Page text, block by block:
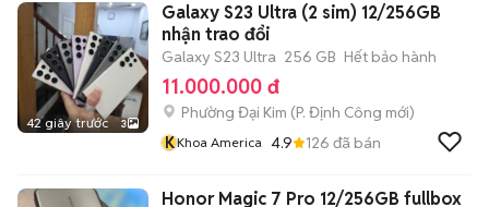
42 giây trước 3
Galaxy S23 Ultra (2 sim) 12/256GB
nhận trao đổi
Galaxy S23 Ultra 256 GB Hết bảo hành
11.000.000 đ
Phường Đại Kim (P. Định Công mới)
KKhoa America 4.9 126 đã bán
Honor Magic 7 Pro 12/256GB fullbox